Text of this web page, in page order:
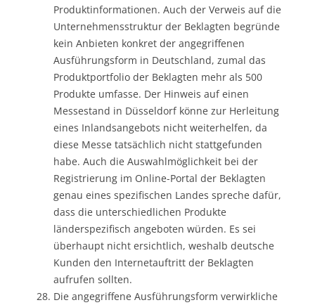
Produktinformationen. Auch der Verweis auf die
Unternehmensstruktur der Beklagten begründe
kein Anbieten konkret der angegriffenen
Ausführungsform in Deutschland, zumal das
Produktportfolio der Beklagten mehr als 500
Produkte umfasse. Der Hinweis auf einen
Messestand in Düsseldorf könne zur Herleitung
eines Inlandsangebots nicht weiterhelfen, da
diese Messe tatsächlich nicht stattgefunden
habe. Auch die Auswahlmöglichkeit bei der
Registrierung im Online-Portal der Beklagten
genau eines spezifischen Landes spreche dafür,
dass die unterschiedlichen Produkte
länderspezifisch angeboten würden. Es sei
überhaupt nicht ersichtlich, weshalb deutsche
Kunden den Internetauftritt der Beklagten
aufrufen sollten.
Die angegriffene Ausführungsform verwirkliche